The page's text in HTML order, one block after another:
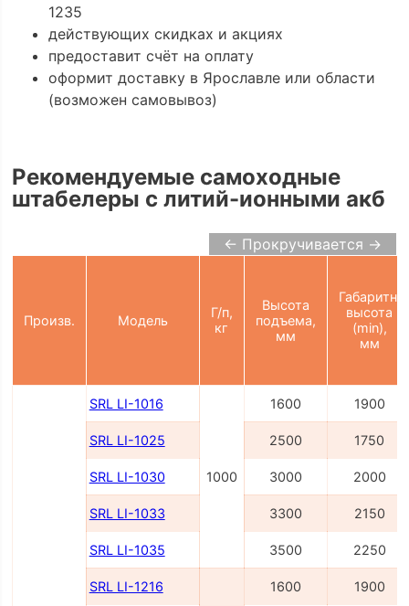
1235
действующих скидках и акциях
предоставит счёт на оплату
оформит доставку в Ярославле или области
(возможен самовывоз)
Рекомендуемые самоходные
штабелеры с литий-ионными акб
← Прокручивается →
Произв. Модель
Г/п,
кг
Высота
подъема,
мм
Габаритн.
высота
(min),
мм
SRL LI-1016
1000
1600 1900
SRL LI-1025 2500 1750
SRL LI-1030 3000 2000
SRL LI-1033 3300 2150
SRL LI-1035 3500 2250
SRL LI-1216 1600 1900